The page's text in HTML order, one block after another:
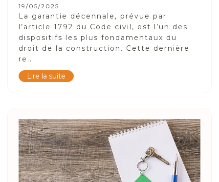
19/05/2025
La garantie décennale, prévue par
l’article 1792 du Code civil, est l’un des
dispositifs les plus fondamentaux du
droit de la construction. Cette dernière
re...
Lire la suite